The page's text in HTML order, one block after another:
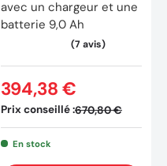
avec un chargeur et une
batterie 9,0 Ah
Prix conseillé :670,80 €
394,38 €
En stock